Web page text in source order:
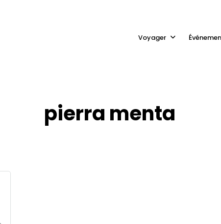
Voyager
pierra menta